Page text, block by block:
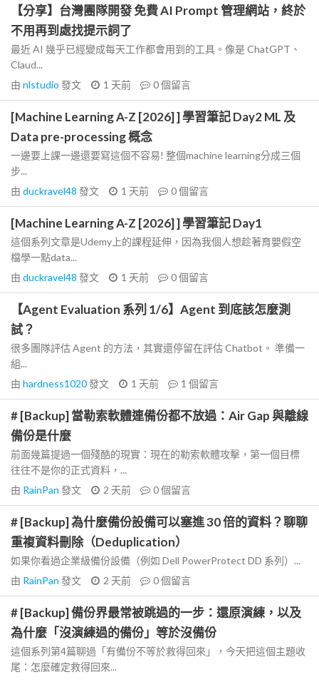
【分享】台灣團隊開發 免費 AI Prompt 管理網站，終於
不用再到處找提示詞了
最近 AI 幾乎已經變成每天工作都會用到的工具。像是 ChatGPT、
Claud...
由 nlstudio 發文 1 天前 0個留言
[Machine Learning A-Z [2026] ] 學習筆記 Day2 ML 及
Data pre-processing 概念
一邊要上課一邊還要寫這個不容易! 整個machine learning分成三個
步...
由 duckravel48 發文 1 天前 0個留言
[Machine Learning A-Z [2026] ] 學習筆記 Day1
這個系列文章是Udemy上的課程延伸，因為我個人想趁著育嬰假空
檔學一點data...
由 duckravel48 發文 1 天前 0個留言
【Agent Evaluation 系列 1/6】Agent 到底該怎麼測
試？
很多團隊評估 Agent 的方法，其實還停留在評估 Chatbot。 準備一
組...
由 hardness1020發文 1 天前 1 個留言
# [Backup] 當勒索軟體連備份都不放過：Air Gap 與離線
備份是什麼
前面幾篇提過一個殘酷的現實：現在的勒索軟體攻擊，第一個目標
往往不是你的正式資料，...
由 RainPan 發文 2 天前 0個留言
# [Backup] 為什麼備份設備可以塞進 30 倍的資料？聊聊
重複資料刪除（Deduplication）
如果你看過企業級備份設備（例如 Dell PowerProtect DD 系列）...
由 RainPan 發文 2 天前 0個留言
# [Backup] 備份界最常被跳過的一步：還原演練，以及
為什麼「沒演練過的備份」等於沒備份
這個系列第4篇聊過「有備份不等於救得回來」，今天把這個主題收
尾：怎麼確定救得回來...